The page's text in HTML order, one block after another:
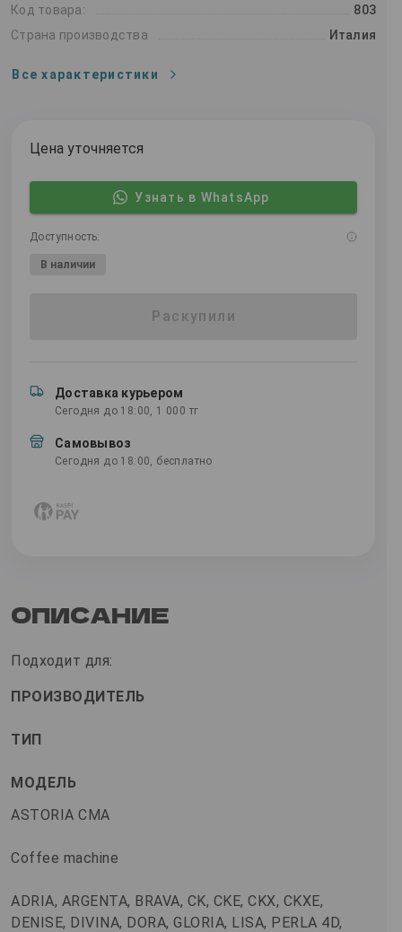
Код товара:
803
Страна производства
Италия
Все характеристики
Цена уточняется
Узнать в WhatsApp
Доступность:
В наличии
Раскупили
Доставка курьером
Сегодня до 18:00, 1 000 тг
Самовывоз
Сегодня до 18:00, бесплатно
ОПИСАНИЕ
Подходит для:
ПРОИЗВОДИТЕЛЬ
ТИП
МОДЕЛЬ
ASTORIA CMA
Coffee machine
ADRIA, ARGENTA, BRAVA, CK, CKE, CKX, CKXE,
DENISE, DIVINA, DORA, GLORIA, LISA, PERLA 4D,